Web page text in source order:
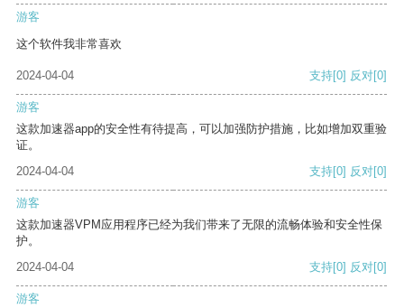
游客
这个软件我非常喜欢
2024-04-04 支持[0] 反对[0]
游客
这款加速器app的安全性有待提高，可以加强防护措施，比如增加双重验
证。
2024-04-04
支持[0] 反对[0]
游客
这款加速器VPM应用程序已经为我们带来了无限的流畅体验和安全性保
护。
2024-04-04
支持[0] 反对[0]
游客